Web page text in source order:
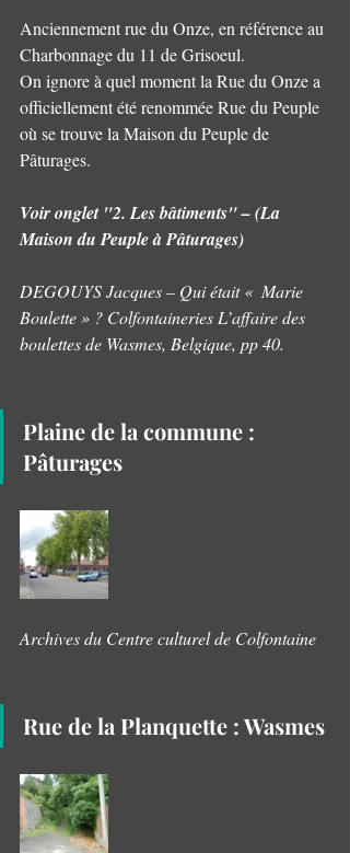
Anciennement rue du Onze, en référence au
Charbonnage du 11 de Grisoeul.
On ignore à quel moment la Rue du Onze a
officiellement été renommée Rue du Peuple
où se trouve la Maison du Peuple de
Pâturages.
Voir onglet "2. Les bâtiments" – (La
Maison du Peuple à Pâturages)
DEGOUYS Jacques – Qui était «  Marie
Boulette » ? Colfontaineries L’affaire des
boulettes de Wasmes, Belgique, pp 40.
Plaine de la commune :
Pâturages
Archives du Centre culturel de Colfontaine
Rue de la Planquette : Wasmes